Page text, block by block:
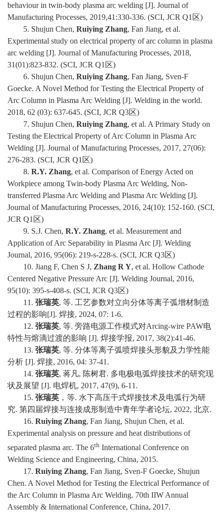
behaviour in twin-body plasma arc welding [J]. Journal of
Manufacturing Processes, 2019,41:330-336. (SCI, JCR Q1 区)
5. Shujun Chen, Ruiying Zhang, Fan Jiang, et al.
Experimental study on electrical property of arc column in plasma
arc welding [J]. Journal of Manufacturing Processes, 2018,
31(01):823-832. (SCI, JCR Q1 区)
6. Shujun Chen, Ruiying Zhang, Fan Jiang, Sven-F
Goecke. A Novel Method for Testing the Electrical Property of
Arc Column in Plasma Arc Welding [J]. Welding in the world.
2018, 62 (03): 637-645. (SCI, JCR Q3区)
7. Shujun Chen, Ruiying Zhang, et al. A Primary Study on
Testing the Electrical Property of Arc Column in Plasma Arc
Welding [J]. Journal of Manufacturing Processes, 2017, 27(06):
276-283. (SCI, JCR Q1 区)
8. R.Y. Zhang, et al. Comparison of Energy Acted on
Workpiece among Twin-body Plasma Arc Welding, Non-
transferred Plasma Arc Welding and Plasma Arc Welding [J].
Journal of Manufacturing Processes, 2016, 24(10): 152-160. (SCI,
JCR Q1 区)
9. S.J. Chen, R.Y. Zhang, et al. Measurement and
Application of Arc Separability in Plasma Arc [J]. Welding
Journal, 2016, 95(06): 219-s-228-s. (SCI, JCR Q3区)
10. Jiang F, Chen S J, Zhang R Y, et al. Hollow Cathode
Centered Negative Pressure Arc [J]. Welding Journal, 2016,
95(10): 395-s-408-s. (SCI, JCR Q3区)
11. 张瑞英, 等. 工艺参数对立向分体等离子弧增材制造
过程的影响[J]. 焊接, 2024, 07: 1-6.
12. 张瑞英, 等. 旁路电源工作模式对Arcing-wire PAW电
特性与熔滴过渡的影响 [J]. 焊接学报, 2017, 38(2):41-46.
13. 张瑞英, 等. 分体等离子弧喷焊接头形貌及力学性能
分析 [J]. 焊接, 2016, 04: 37-41.
14. 张瑞英, 蒋凡, 陈树君. 多电极电弧焊接技术的研究现
状及展望 [J]. 电焊机, 2017, 47(9), 6-11.
15. 张瑞英 ，等. 水下高压干式焊接技术及电弧行为研
究. 第四届焊接与连接成形制造中青年学者论坛, 2022, 北京.
16. Ruiying Zhang, Fan Jiang, Shujun Chen, et al.
Experimental analysis on pressure and heat distributions of
separated plasma arc. The 6th International Conference on
Welding Science and Engineering, China, 2015.
17. Ruiying Zhang, Fan Jiang, Sven-F Goecke, Shujun
Chen. A Novel Method for Testing the Electrical Performance of
the Arc Column in Plasma Arc Welding. 70th IIW Annual
Assembly & International Conference, China, 2017.